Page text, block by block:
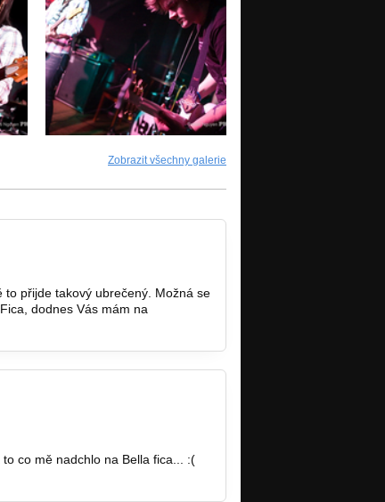
Zobrazit všechny galerie
přijde takový ubrečený. Možná se
dodnes Vás mám na
co mě nadchlo na Bella fica... :(